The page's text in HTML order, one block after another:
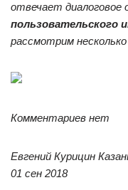
отвечает диалоговое
пользовательского
рассмотрим
Комментариев нет
Евгений Курицин
01 сен 2018